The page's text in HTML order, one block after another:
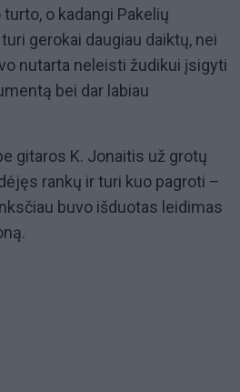
o kadangi Pakelių
gerokai daugiau daiktų, nei
nutarta neleisti žudikui įsigyti
bei dar labiau
gitaros K. Jonaitis už grotų
rankų ir turi kuo pagroti –
buvo išduotas leidimas